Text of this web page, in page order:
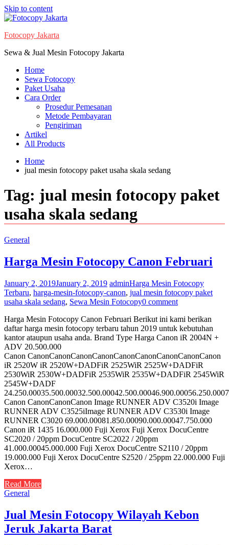
Skip to content
Fotocopy Jakarta
Sewa & Jual Mesin Fotocopy Jakarta
Home
Sewa Fotocopy
Paket Usaha
Cara Order
Prosedur Pemesanan
Metode Pembayaran
Pengiriman
Artikel
All Products
Home
jual mesin fotocopy paket usaha skala sedang
Tag: jual mesin fotocopy paket
usaha skala sedang
General
Harga Mesin Fotocopy Canon Februari
January 2, 2019January 2, 2019 adminHarga Mesin Fotocopy
Terbaru, harga-mesin-fotocopy-canon, jual mesin fotocopy paket
usaha skala sedang, Sewa Mesin Fotocopy0 comment
Harga Mesin Fotocopy Canon Februari Berikut ini kami berikan
daftar harga mesin fotocopy terbaru tahun 2019 untuk kebutuhan
kantor ataupun usaha anda. Brand Type Harga Canon iR 2004N +
ADV 20.500.000
Canon CanonCanonCanonCanonCanonCanonCanonCanonCanon
iR 2520W iR 2520W+DADFiR 2525WiR 2525W+DADFiR
2530WiR 2530W+DADFiR 2535WiR 2535W+DADFiR 2545WiR
2545W+DADF
Canon CanonCanonCanon Image RUNNER ADV C3520i Image
RUNNER ADV C3525iImage RUNNER ADV C3530i Image
RUNNER C3020 69.000.00081.850.00090.000.00047.750.000
Canon iR 1435 16.000.000 Fuji Xerox Fuji Xerox DocuCentre
SC2020 / 20ppm DocuCentre SC2022 / 20ppm
41.000.00045.000.000 Fuji Xerox DocuCentre S2110 / 20ppm
19.000.000 Fuji Xerox DocuCentre S2520 / 25ppm 22.000.000 Fuji
Xerox…
Read More
General
Jual Mesin Fotocopy Wilayah Kebon
Jeruk Jakarta Barat